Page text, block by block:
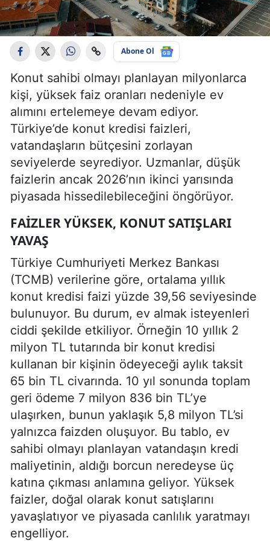
Abone Ol
Konut sahibi olmayı planlayan milyonlarca
kişi, yüksek faiz oranları nedeniyle ev
alımını ertelemeye devam ediyor.
Türkiye’de konut kredisi faizleri,
vatandaşların bütçesini zorlayan
seviyelerde seyrediyor. Uzmanlar, düşük
faizlerin ancak 2026’nın ikinci yarısında
piyasada hissedilebileceğini öngörüyor.
FAIZLER YÜKSEK, KONUT SATIŞLARI
YAVAŞ
Türkiye Cumhuriyeti Merkez Bankası
(TCMB) verilerine göre, ortalama yıllık
konut kredisi faizi yüzde 39,56 seviyesinde
bulunuyor. Bu durum, ev almak isteyenleri
ciddi şekilde etkiliyor. Örneğin 10 yıllık 2
milyon TL tutarında bir konut kredisi
kullanan bir kişinin ödeyeceği aylık taksit
65 bin TL civarında. 10 yıl sonunda toplam
geri ödeme 7 milyon 836 bin TL’ye
ulaşırken, bunun yaklaşık 5,8 milyon TL’si
yalnızca faizden oluşuyor. Bu tablo, ev
sahibi olmayı planlayan vatandaşın kredi
maliyetinin, aldığı borcun neredeyse üç
katına çıkması anlamına geliyor. Yüksek
faizler, doğal olarak konut satışlarını
yavaşlatıyor ve piyasada canlılık yaratmayı
engelliyor.